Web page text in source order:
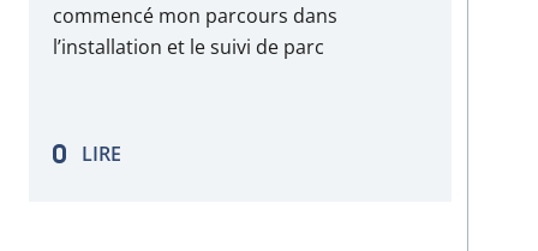
commencé mon parcours dans
l’installation et le suivi de parc
environnement multiculturel avec
notamment des japonais et des
LIRE